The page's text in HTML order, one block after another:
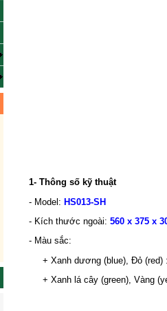
1- Thông số kỹ thuật
- Model: HS013-SH
- Kích thước ngoài: 560 x 375 x
- Màu sắc:
+ Xanh dương (blue), Đỏ (red)
+ Xanh lá cây (green), Vàng